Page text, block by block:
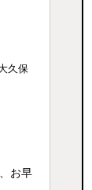
久保
お早